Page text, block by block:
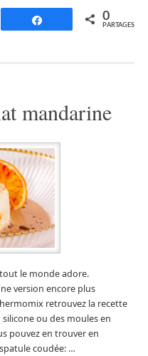
Partagez 0
PARTAGES
mandarine
le monde adore.
version encore plus
retrouvez la recette
ou des moules en
pouvez en trouver en
coudée: …